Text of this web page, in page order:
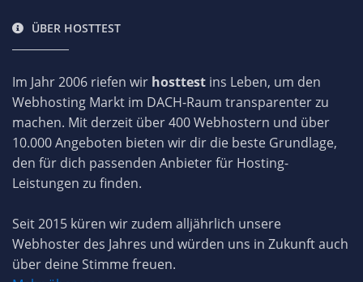
ÜBER HOSTTEST
Im Jahr 2006 riefen wir hosttest ins Leben, um den
Webhosting Markt im DACH-Raum transparenter zu
machen. Mit derzeit über 400 Webhostern und über
10.000 Angeboten bieten wir dir die beste Grundlage,
den für dich passenden Anbieter für Hosting-
Leistungen zu finden.
Seit 2015 küren wir zudem alljährlich unsere
Webhoster des Jahres und würden uns in Zukunft auch
über deine Stimme freuen.